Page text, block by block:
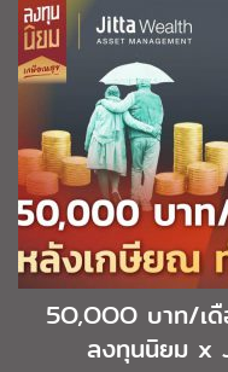
5O,OOO บาท/เ
ลงทุนนิยม x